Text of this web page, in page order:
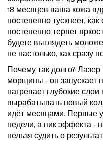
18 месяцев ваша кожа
постепенно тускнеет,
постепенно теряет
будете выглядеть
не настолько, как сразу
Почему так долго? Лазер
морщины - он запускает
нагревает глубокие
вырабатывать новый
идёт месяцами. Первые
недели, а пик эффекта -
нельзя судить о